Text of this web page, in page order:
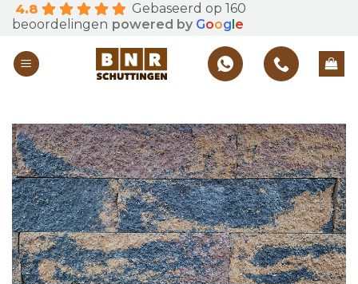
Skip
to
content
4.8
Gebaseerd op 160
beoordelingen powered by Goog e